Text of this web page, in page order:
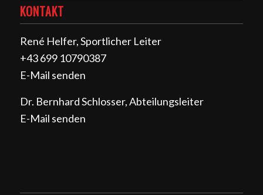
KONTAKT
René Helfer, Sportlicher Leiter
+43 699 10790387
E-Mail senden
Dr. Bernhard Schlosser, Abteilungsleiter
E-Mail senden